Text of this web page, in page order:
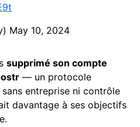
May 10, 2024
supprimé son compte
— un protocole
entreprise ni contrôle
davantage à ses objectifs